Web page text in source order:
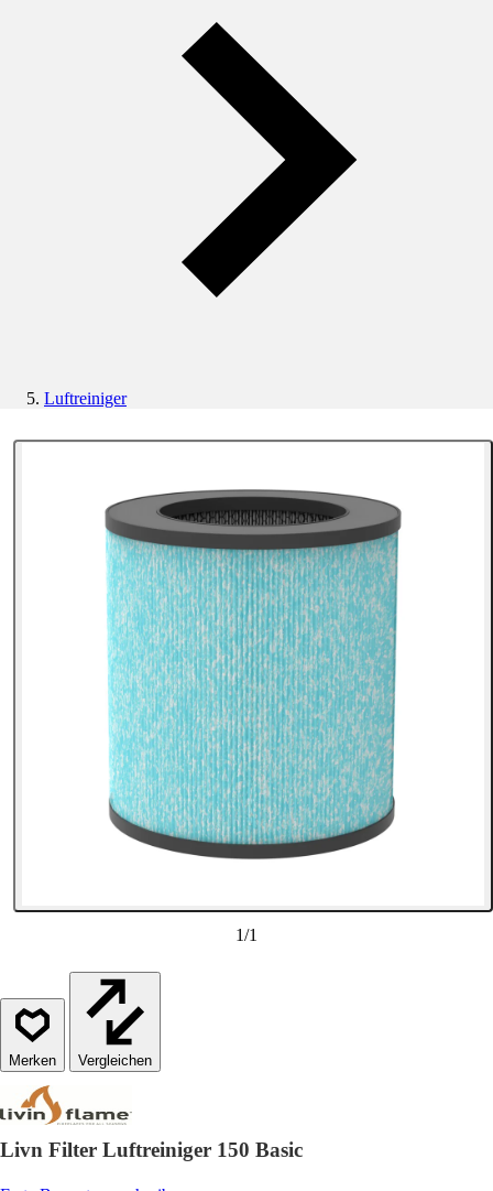
Luftreiniger
1/1
Vergleichen
Livn Filter Luftreiniger 150 Basic